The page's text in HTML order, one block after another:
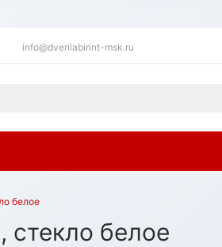
info@dverilabirint-msk.ru
белое
белое